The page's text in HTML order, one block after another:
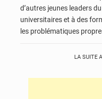
d’autres jeunes leaders
universitaires et à des
les problématiques
LA SUITE